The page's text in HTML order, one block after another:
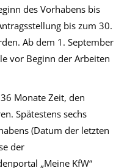
des Vorhabens bis
bis zum 30.
Ab dem 1. September
vor Beginn der Arbeiten
Monate Zeit, den
Spätestens sechs
(Datum der letzten
der
„Meine KfW“